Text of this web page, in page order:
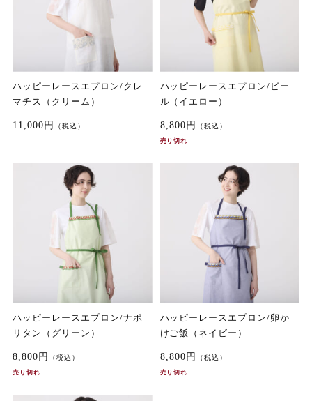
ハッピーレースエプロン/クレ
マチス（クリーム）
11,000円 （税込）
ハッピーレースエプロン/ビー
ル（イエロー）
8,800円 （税込）
売り切れ
ハッピーレースエプロン/ナポ
リタン（グリーン）
8,800円 （税込）
売り切れ
ハッピーレースエプロン/卵か
けご飯（ネイビー）
8,800円 （税込）
売り切れ